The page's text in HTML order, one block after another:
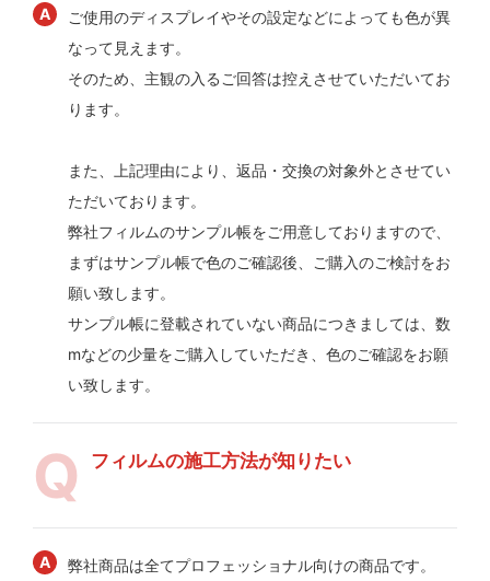
ご使用のディスプレイやその設定などによっても色が異
なって見えます。
そのため、主観の入るご回答は控えさせていただいてお
ります。
また、上記理由により、返品・交換の対象外とさせてい
ただいております。
弊社フィルムのサンプル帳をご用意しておりますので、
まずはサンプル帳で色のご確認後、ご購入のご検討をお
願い致します。
サンプル帳に登載されていない商品につきましては、数
mなどの少量をご購入していただき、色のご確認をお願
い致します。
フィルムの施工方法が知りたい
弊社商品は全てプロフェッショナル向けの商品です。